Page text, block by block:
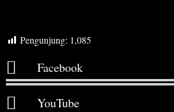
Pengunjung: 1,085
Facebook
YouTube